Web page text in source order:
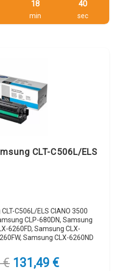
18
min
39
sec
CLT-C506L/ELS
C506L/ELS CIANO 3500
CLP-680DN, Samsung
6260FD, Samsung CLX-
Samsung CLX-6260ND
€ Il
131,49 €Il